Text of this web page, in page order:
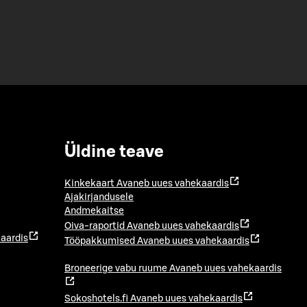
Üldine teave
Kinkekaart Avaneb uues vahekaardis
Ajakirjandusele
Andmekaitse
Oiva-raportid Avaneb uues vahekaardis
Tööpakkumised Avaneb uues vahekaardis
Broneerige vabu ruume Avaneb uues vahekaardis
Sokoshotels.fi Avaneb uues vahekaardis